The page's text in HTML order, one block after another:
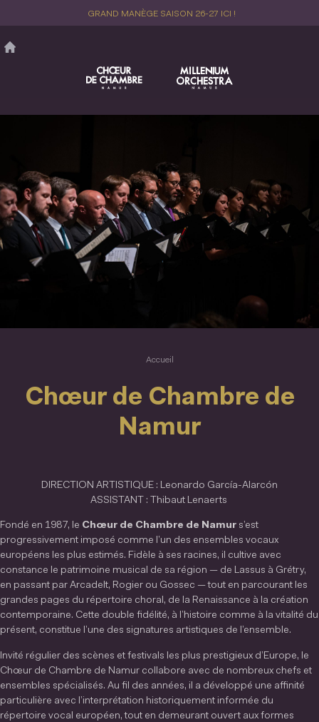
principal
GRAND MANÈGE SAISON 26-27 ICI !
Accueil
Chœur de Chambre de
Namur
DIRECTION ARTISTIQUE : Leonardo García-Alarcón
ASSISTANT : Thibaut Lenaerts
Fondé en 1987, le Chœur de Chambre de Namur s’est
progressivement imposé comme l’un des ensembles vocaux
européens les plus estimés. Fidèle à ses racines, il cultive avec
constance le patrimoine musical de sa région — de Lassus à Grétry,
en passant par Arcadelt, Rogier ou Gossec — tout en parcourant les
grandes pages du répertoire choral, de la Renaissance à la création
contemporaine. Cette double fidélité, à l’histoire comme à la vitalité du
présent, constitue l’une des signatures artistiques de l’ensemble.
Invité régulier des scènes et festivals les plus prestigieux d’Europe, le
Chœur de Chambre de Namur collabore avec de nombreux chefs et
ensembles spécialisés. Au fil des années, il a développé une affinité
particulière avec l’interprétation historiquement informée du
répertoire vocal européen, tout en demeurant ouvert aux formes